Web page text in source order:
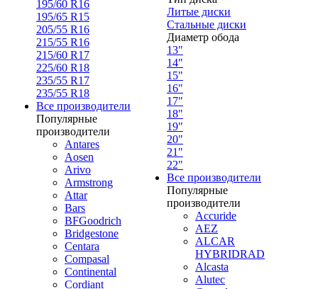
195/60 R16
195/65 R15
205/55 R16
215/55 R16
215/60 R17
225/60 R18
235/55 R17
235/55 R18
Все производители
Популярные
производители
Antares
Aosen
Arivo
Armstrong
Attar
Bars
BFGoodrich
Bridgestone
Centara
Compasal
Continental
Cordiant
Литые диски
Стальные диски
Диаметр обода
13"
14"
15"
16"
17"
18"
19"
20"
21"
22"
Все производители
Популярные
производители
Accuride
AEZ
ALCAR
HYBRIDRAD
Alcasta
Alutec